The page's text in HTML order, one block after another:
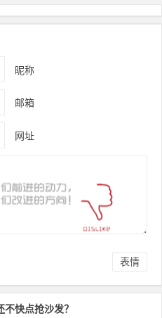
昵称
邮箱
网址
表情
快点抢沙发？